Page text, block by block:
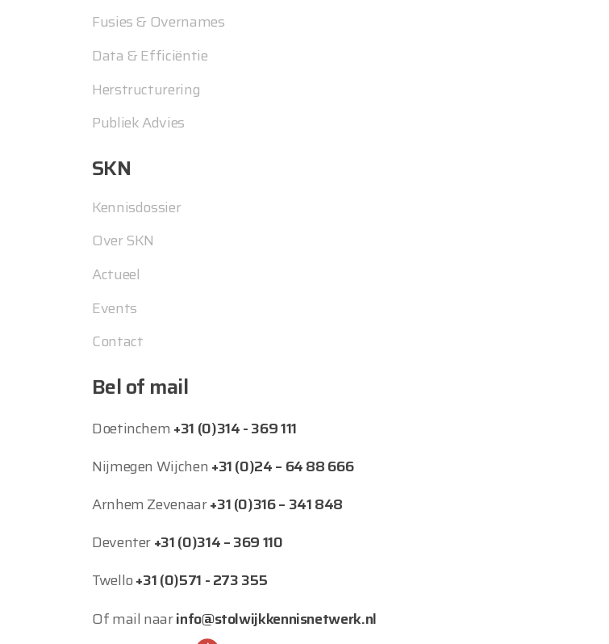
Fusies & Overnames
Data & Efficiëntie
Herstructurering
Publiek Advies
SKN
Kennisdossier
Over SKN
Actueel
Events
Contact
Bel of mail
Doetinchem +31 (0)314 - 369 111
Nijmegen Wijchen +31 (0)24 – 64 88 666
Arnhem Zevenaar+31 (0)316 – 341 848
Deventer+31 (0)314 – 369 110
Twello+31 (0)571 - 273 355
Of mail naarinfo@stolwijkkennisnetwerk.nl